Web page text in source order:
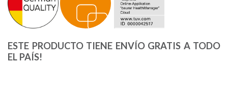
ESTE PRODUCTO TIENE ENVÍO GRATIS A TODO
EL PAÍS!